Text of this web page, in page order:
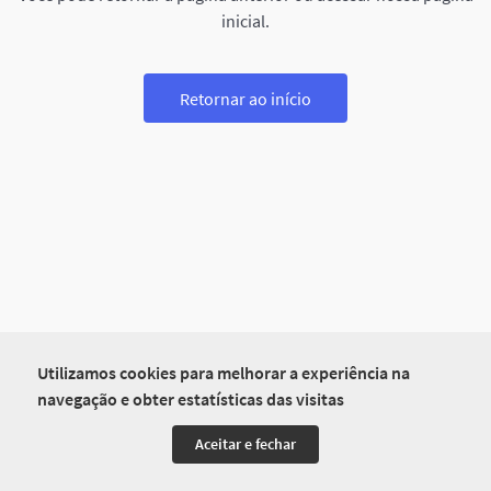
Utilizamos cookies para melhorar a experiência na
navegação e obter estatísticas das visitas
Aceitar e fechar
inicial.
Retornar ao início